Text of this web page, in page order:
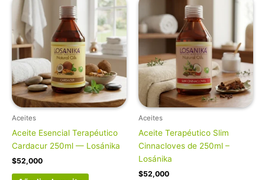
Aceites
Aceite Esencial Terapéutico
Cardacur 250ml — Losánika
$52,000
Aceites
Aceite Terapéutico Slim
Cinnacloves de 250ml –
Losánika
$52,000